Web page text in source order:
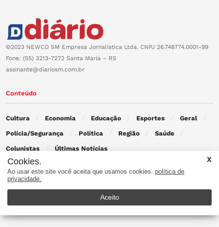
©2023 NEWCO SM Empresa Jornalística Ltda. CNPJ 26.748774.0001-99
Fone: (55) 3213-7272 Santa Maria – RS
assinante@diariosm.com.br
Conteúdo
Cultura Economia Educação Esportes Geral
Polícia/Segurança Política Região Saúde
Colunistas Últimas Notícias
Contato
Cookies.
Ao usar este site você aceita que usamos cookies. política de
privacidade.
Aceito